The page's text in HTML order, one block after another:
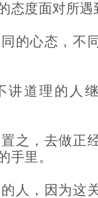
态度面对所遇
心态，不
道理的人继
，去做正
手里。
，因为这